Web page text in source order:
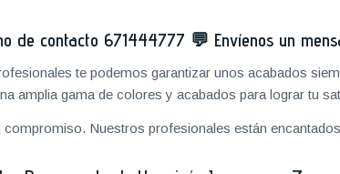
de contacto 671444777 💬 Envíenos un
te podemos garantizar unos acabados
amplia gama de colores y acabados para lograr tu
compromiso. Nuestros profesionales están